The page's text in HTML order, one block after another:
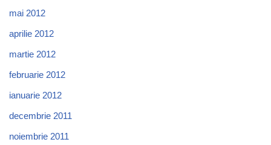
mai 2012
aprilie 2012
martie 2012
februarie 2012
ianuarie 2012
decembrie 2011
noiembrie 2011